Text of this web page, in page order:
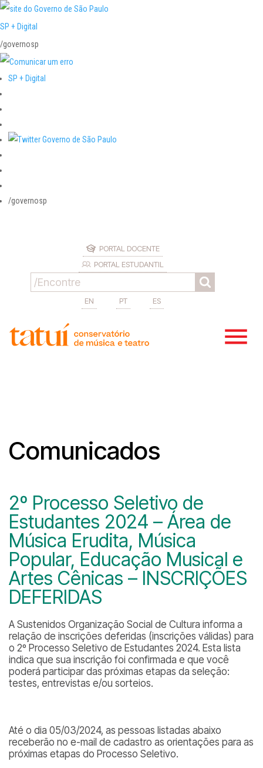
SP + Digital
/governosp
SP + Digital
/governosp
PORTAL DOCENTE
PORTAL ESTUDANTIL
EN PT ES
Comunicados
2º Processo Seletivo de
Estudantes 2024 – Área de
Música Erudita, Música
Popular, Educação Musical e
Artes Cênicas – INSCRIÇÕES
DEFERIDAS
A Sustenidos Organização Social de Cultura informa a
relação de inscrições deferidas (inscrições válidas) para
o 2º Processo Seletivo de Estudantes 2024. Esta lista
indica que sua inscrição foi confirmada e que você
poderá participar das próximas etapas da seleção:
testes, entrevistas e/ou sorteios.
Até o dia 05/03/2024, as pessoas listadas abaixo
receberão no e-mail de cadastro as orientações para as
próximas etapas do Processo Seletivo.